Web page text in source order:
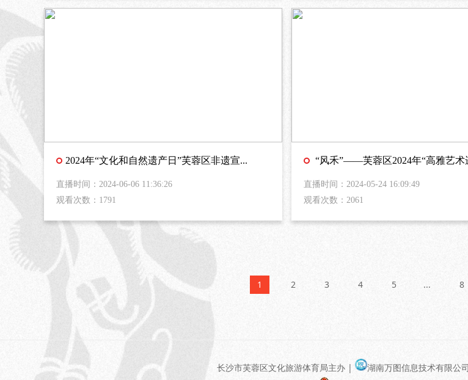
2024年“文化和自然遗产日”芙蓉区非遗宣...
直播时间：2024-06-06 11:36:26
观看次数：1791
“风禾”——芙蓉区2024年“高雅艺术
直播时间：2024-05-24 16:09:49
观看次数：2061
1 2 3 4 5 ... 8
长沙市芙蓉区文化旅游体育局主办 | 湖南万图信息技术有限公